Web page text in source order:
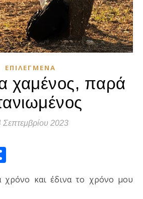
ΕΠΙΛΕΓΜΈΝΑ
χαμένος, παρά
Σεπτεμβρίου 2023
χρόνο και έδινα το χρόνο μου